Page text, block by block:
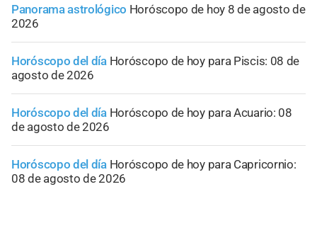
Panorama astrológico Horóscopo de hoy 8 de agosto de
2026
Horóscopo del día Horóscopo de hoy para Piscis: 08 de
agosto de 2026
Horóscopo del día Horóscopo de hoy para Acuario: 08
de agosto de 2026
Horóscopo del día Horóscopo de hoy para Capricornio:
08 de agosto de 2026